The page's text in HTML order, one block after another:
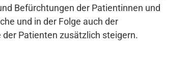
Befürchtungen der Patientinnen und
und in der Folge auch der
Patienten zusätzlich steigern.